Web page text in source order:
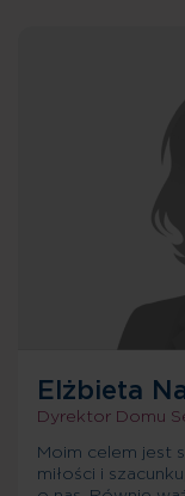
Elżbieta
Dyrektor Domu
Moim celem jest
miłości i